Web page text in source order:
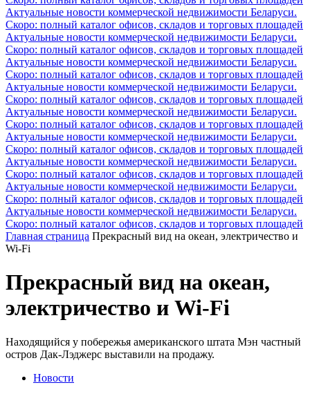
Актуальные новости коммерческой недвижимости Беларуси.
Скоро: полный каталог офисов, складов и торговых площадей
Актуальные новости коммерческой недвижимости Беларуси.
Скоро: полный каталог офисов, складов и торговых площадей
Актуальные новости коммерческой недвижимости Беларуси.
Скоро: полный каталог офисов, складов и торговых площадей
Актуальные новости коммерческой недвижимости Беларуси.
Скоро: полный каталог офисов, складов и торговых площадей
Актуальные новости коммерческой недвижимости Беларуси.
Скоро: полный каталог офисов, складов и торговых площадей
Актуальные новости коммерческой недвижимости Беларуси.
Скоро: полный каталог офисов, складов и торговых площадей
Актуальные новости коммерческой недвижимости Беларуси.
Скоро: полный каталог офисов, складов и торговых площадей
Актуальные новости коммерческой недвижимости Беларуси.
Скоро: полный каталог офисов, складов и торговых площадей
Актуальные новости коммерческой недвижимости Беларуси.
Скоро: полный каталог офисов, складов и торговых площадей
Главная страница Прекрасный вид на океан, электричество и
Wi-Fi
Прекрасный вид на океан,
электричество и Wi-Fi
Находящийся у побережья американского штата Мэн частный
остров Дак-Лэджерс выставили на продажу.
Новости